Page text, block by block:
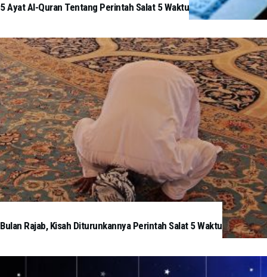
5 Ayat Al-Quran Tentang Perintah Salat 5 Waktu
Bulan Rajab, Kisah Diturunkannya Perintah Salat 5 Waktu